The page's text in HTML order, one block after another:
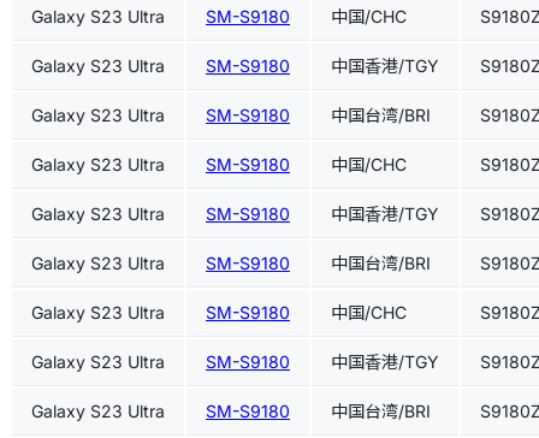
Galaxy S23 Ultra SM-S9180 中国/CHC
Galaxy S23 Ultra SM-S9180 中国香港/TGY
Galaxy S23 Ultra SM-S9180 中国台湾/BRI
Galaxy S23 Ultra SM-S9180 中国/CHC
Galaxy S23 Ultra SM-S9180 中国香港/TGY
Galaxy S23 Ultra SM-S9180 中国台湾/BRI
Galaxy S23 Ultra SM-S9180 中国/CHC
Galaxy S23 Ultra SM-S9180 中国香港/TGY
Galaxy S23 Ultra SM-S9180 中国台湾/BRI